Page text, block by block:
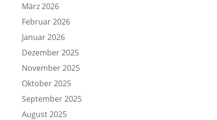
März 2026
Februar 2026
Januar 2026
Dezember 2025
November 2025
Oktober 2025
September 2025
August 2025